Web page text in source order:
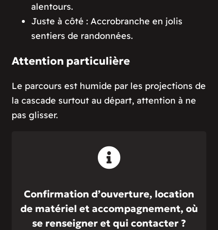
alentours.
Juste à côté : Accrobranche en jolis
sentiers de randonnées.
Attention particulière
Le parcours est humide par les projections de
la cascade surtout au départ, attention à ne
pas glisser.
Confirmation d’ouverture, location
de matériel et accompagnement, où
se renseigner et qui contacter ?